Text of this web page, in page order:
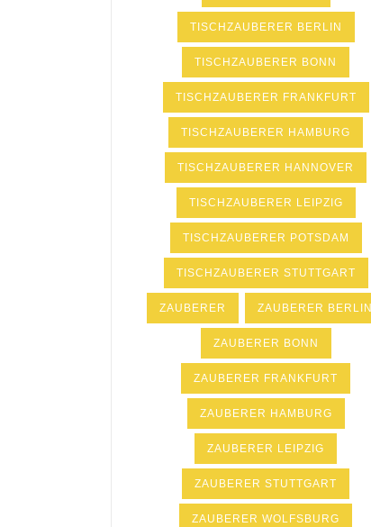
TISCHZAUBERER BERLIN
TISCHZAUBERER BONN
TISCHZAUBERER FRANKFURT
TISCHZAUBERER HAMBURG
TISCHZAUBERER HANNOVER
TISCHZAUBERER LEIPZIG
TISCHZAUBERER POTSDAM
TISCHZAUBERER STUTTGART
ZAUBERER ZAUBERER BERLIN
ZAUBERER BONN
ZAUBERER FRANKFURT
ZAUBERER HAMBURG
ZAUBERER LEIPZIG
ZAUBERER STUTTGART
ZAUBERER WOLFSBURG